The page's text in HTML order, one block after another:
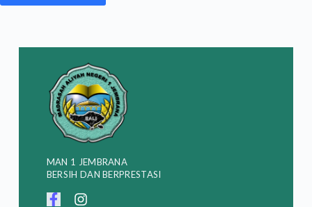
MAN 1 JEMBRANA
BERSIH DAN BERPRESTASI